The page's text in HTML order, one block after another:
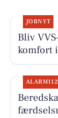
JOBNYT
Bliv
komfort
ALARM112